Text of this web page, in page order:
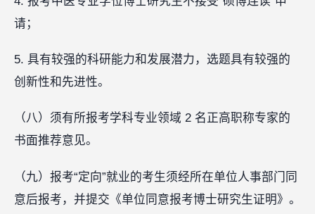
请；
5. 具有较强的科研能力和发展潜力，选题具有较强的
创新性和先进性。
（八）须有所报考学科专业领域 2 名正高职称专家的
书面推荐意见。
（九）报考“定向”就业的考生须经所在单位人事部门同
意后报考，并提交《单位同意报考博士研究生证明》。